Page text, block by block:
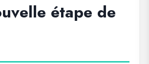
étape de